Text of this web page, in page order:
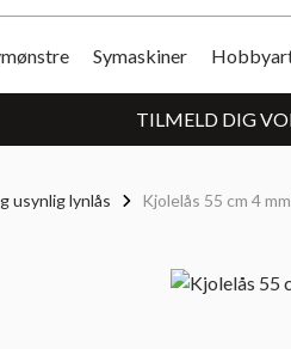
Symaskiner
TILMELD DIG
usynlig lynlås Kjolelås 55 cm 4